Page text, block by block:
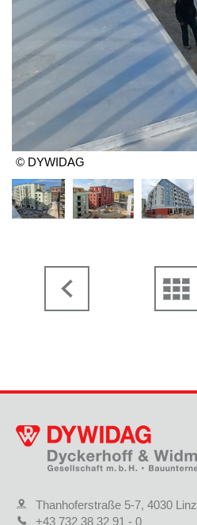
© DYWIDAG
Thanhoferstraße 5-7, 4030 Linz
+43 732 38 32 91 - 0